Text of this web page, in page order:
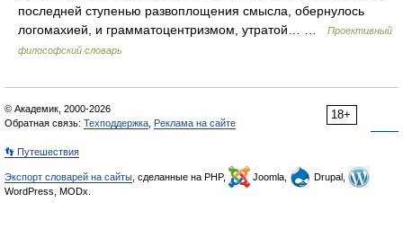
последней ступенью развоплощения смысла, обернулось
логомахией, и грамматоцентризмом, утратой… …
Проективный
философский словарь
18+
© Академик, 2000-2026
Обратная связь: Техподдержка Реклама на сайте
👣 Путешествия
Экспорт словарей на сайты , сделанные на PHP, Joomla,
Drupal,
WordPress, MODx.